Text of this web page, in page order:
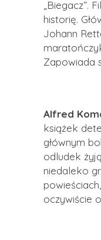
„Biegacz”.
historię.
Johann
Zapowiada
Alfred
książek
głównym
odludek
niedaleko
oczywiście